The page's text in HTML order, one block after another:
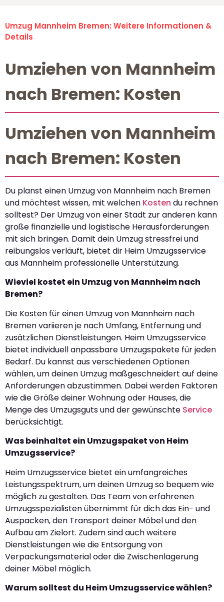
Umzug Mannheim Bremen: Weitere Informationen &
Details
Umziehen von Mannheim
nach Bremen: Kosten
Umziehen von Mannheim
nach Bremen: Kosten
Du planst einen Umzug von Mannheim nach Bremen
und möchtest wissen, mit welchen Kosten du rechnen
solltest? Der Umzug von einer Stadt zur anderen kann
große finanzielle und logistische Herausforderungen
mit sich bringen. Damit dein Umzug stressfrei und
reibungslos verläuft, bietet dir Heim Umzugsservice
aus Mannheim professionelle Unterstützung.
Wieviel kostet ein Umzug von Mannheim nach
Bremen?
Die Kosten für einen Umzug von Mannheim nach
Bremen variieren je nach Umfang, Entfernung und
zusätzlichen Dienstleistungen. Heim Umzugsservice
bietet individuell anpassbare Umzugspakete für jeden
Bedarf. Du kannst aus verschiedenen Optionen
wählen, um deinen Umzug maßgeschneidert auf deine
Anforderungen abzustimmen. Dabei werden Faktoren
wie die Größe deiner Wohnung oder Hauses, die
Menge des Umzugsguts und der gewünschte Service
berücksichtigt.
Was beinhaltet ein Umzugspaket von Heim
Umzugsservice?
Heim Umzugsservice bietet ein umfangreiches
Leistungsspektrum, um deinen Umzug so bequem wie
möglich zu gestalten. Das Team von erfahrenen
Umzugsspezialisten übernimmt für dich das Ein- und
Auspacken, den Transport deiner Möbel und den
Aufbau am Zielort. Zudem sind auch weitere
Dienstleistungen wie die Entsorgung von
Verpackungsmaterial oder die Zwischenlagerung
deiner Möbel möglich.
Warum solltest du Heim Umzugsservice wählen?